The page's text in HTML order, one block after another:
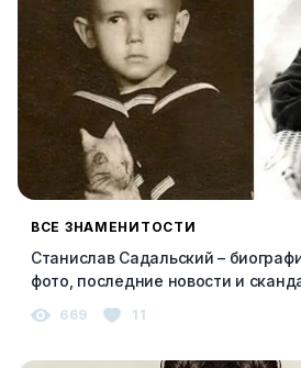
ВСЕ ЗНАМЕНИТОСТИ
Станислав Садальский –
фото, последние новости и
669 11